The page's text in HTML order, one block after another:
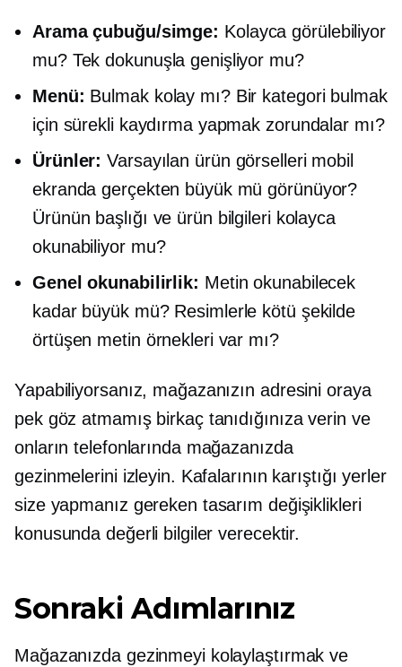
Arama çubuğu/simge: Kolayca görülebiliyor
mu? Tek dokunuşla genişliyor mu?
Menü: Bulmak kolay mı? Bir kategori bulmak
için sürekli kaydırma yapmak zorundalar mı?
Ürünler: Varsayılan ürün görselleri mobil
ekranda gerçekten büyük mü görünüyor?
Ürünün başlığı ve ürün bilgileri kolayca
okunabiliyor mu?
Genel okunabilirlik: Metin okunabilecek
kadar büyük mü? Resimlerle kötü şekilde
örtüşen metin örnekleri var mı?
Yapabiliyorsanız, mağazanızın adresini oraya
pek göz atmamış birkaç tanıdığınıza verin ve
onların telefonlarında mağazanızda
gezinmelerini izleyin. Kafalarının karıştığı yerler
size yapmanız gereken tasarım değişiklikleri
konusunda değerli bilgiler verecektir.
Sonraki Adımlarınız
Mağazanızda gezinmeyi kolaylaştırmak ve